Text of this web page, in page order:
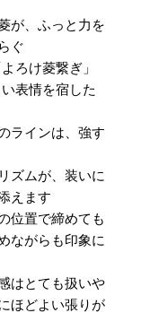
が、ふっと力を
。
表情を宿した
ラインは、強す
ズムが、装いに
ます。
位置で締めても
ながらも印象に
はとても扱いや
ほどよい張りが